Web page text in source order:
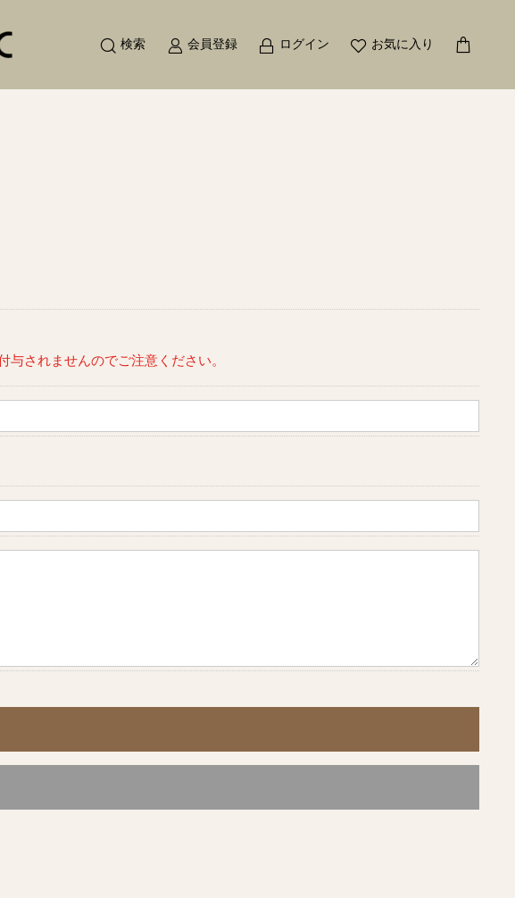
検索 会員登録 ログイン お気に入り
されませんのでご注意ください。